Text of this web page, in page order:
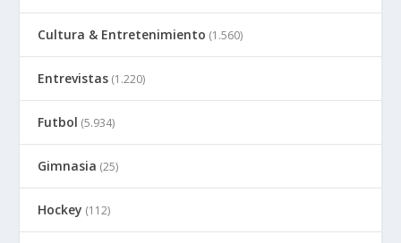
Cultura & Entretenimiento (1.560)
Entrevistas (1.220)
Futbol (5.934)
Gimnasia (25)
Hockey (112)